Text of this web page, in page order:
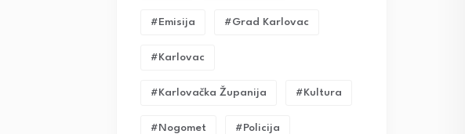
#emisija #grad Karlovac
#karlovac
#karlovačka Županija #kultura
#nogomet #policija